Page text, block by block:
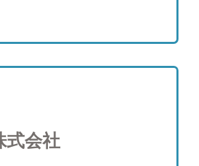
んでいく仕事だからです。
できるかの積み重ねに懸か
ち上げました。 代表取締
式会社